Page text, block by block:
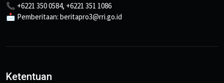
📞 +6221 350 0584, +6221 351 1086
📩 Pemberitaan: beritapro3@rri.go.id
Ketentuan